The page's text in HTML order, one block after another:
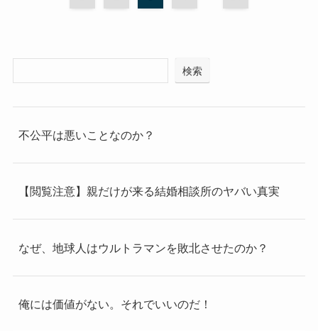
検索
不公平は悪いことなのか？
【閲覧注意】親だけが来る結婚相談所のヤバい真実
なぜ、地球人はウルトラマンを敗北させたのか？
俺には価値がない。それでいいのだ！